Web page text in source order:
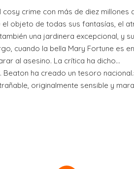
crime con más de diez
objeto de todas sus fantasías, el
una jardinera excepcional, y
cuando la bella Mary Fortune es
al asesino. La crítica ha dicho...
Beaton ha creado un tesoro
originalmente sensible y